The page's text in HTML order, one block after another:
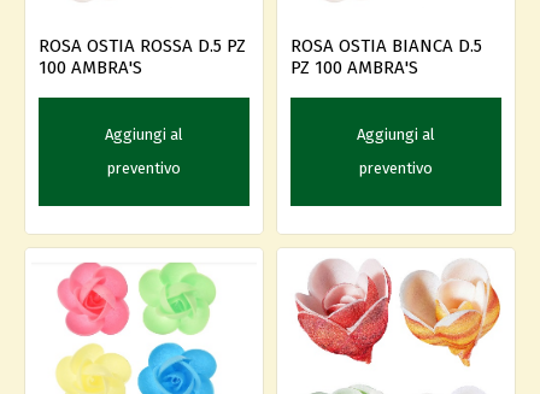
ROSA OSTIA ROSSA D.5 PZ
100 AMBRA'S
Aggiungi al
preventivo
ROSA OSTIA BIANCA D.5
PZ 100 AMBRA'S
Aggiungi al
preventivo